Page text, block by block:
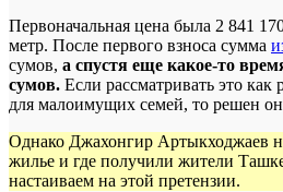
Первоначальная цена была 2 841
метр. После первого взноса сумма
сумов, а спустя еще какое-то
сумов. Если рассматривать это
для малоимущих семей, то решен
Однако Джахонгир Артыкходжаев
жилье и где получили жители
настаиваем на этой претензии.